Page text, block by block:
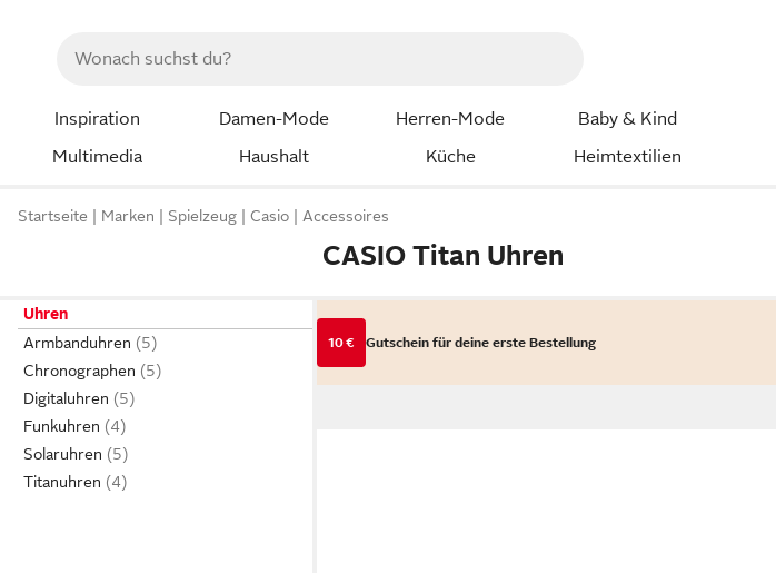
Inspiration Damen-Mode Herren-Mode Baby & Kind
Multimedia
Haushalt Küche Heimtextilien
Startseite Marken Spielzeug Casio Accessoires
CASIO Titan Uhren
Uhren
Armbanduhren
Chronographen
Digitaluhren
Funkuhren
Solaruhren
Titanuhren
10 € Gutschein für deine erste Bestellung